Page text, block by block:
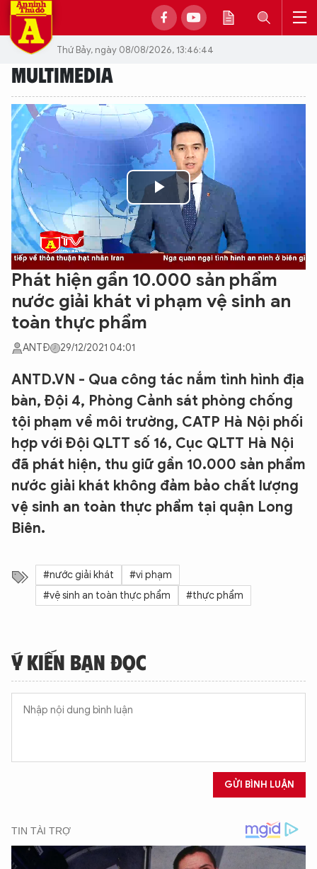
Thứ Bảy, ngày 08/08/2026, 13:46:44
MULTIMEDIA
Play
Video
Phát hiện gần 10.000 sản phẩm
nước giải khát vi phạm vệ sinh an
toàn thực phẩm
ANTĐ 29/12/2021 04:01
ANTD.VN - Qua công tác nắm tình hình địa
bàn, Đội 4, Phòng Cảnh sát phòng chống
tội phạm về môi trường, CATP Hà Nội phối
hợp với Đội QLTT số 16, Cục QLTT Hà Nội
đã phát hiện, thu giữ gần 10.000 sản phẩm
nước giải khát không đảm bảo chất lượng
vệ sinh an toàn thực phẩm tại quận Long
Biên.
#nước giải khát
#vi phạm
#vệ sinh an toàn thực phẩm
#thực phẩm
Ý KIẾN BẠN ĐỌC
GỬI BÌNH LUẬN